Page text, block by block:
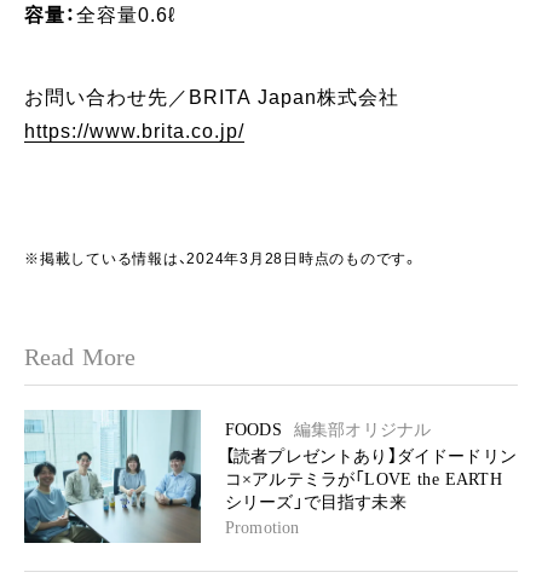
容量：全容量0.6ℓ​
お問い合わせ先／BRITA Japan株式会社
https://www.brita.co.jp/
※掲載している情報は、2024年3月28日時点のものです。
Read More
FOODS
編集部オリジナル
【読者プレゼントあり】ダイドードリン
コ×アルテミラが「LOVE the EARTH
シリーズ」で目指す未来
Promotion